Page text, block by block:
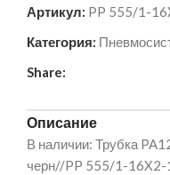
Артикул: PP 555/1-
Категория:
Share:
Описание
В наличии: Трубка
черн//PP 555/1-16X2-